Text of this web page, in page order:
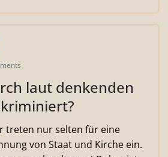
laut denkenden
treten nur selten für eine
von Staat und Kirche ein.